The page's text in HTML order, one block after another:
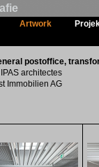
Artwork
postoffice,
architectes
Immobilien AG